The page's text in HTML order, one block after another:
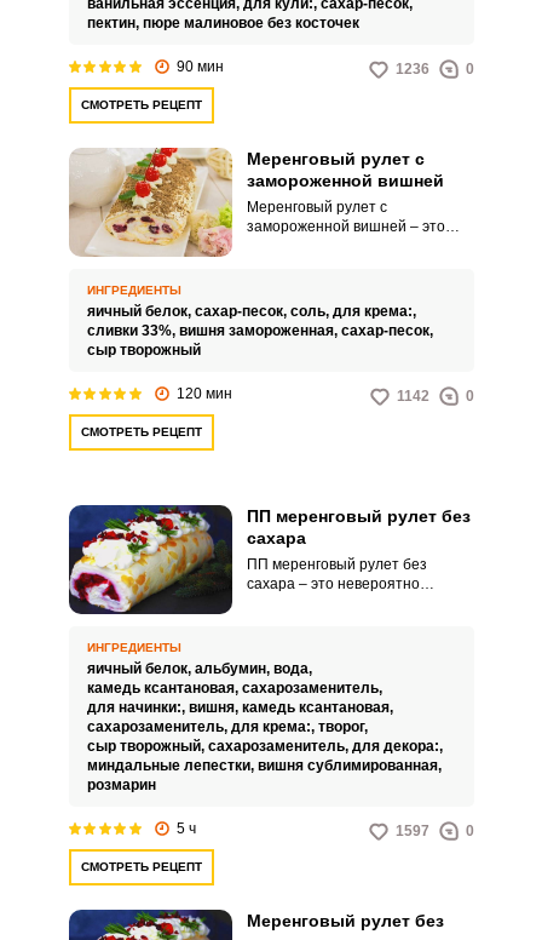
ванильная эссенция, для кули:, сахар-песок,
пектин, пюре малиновое без косточек
90 мин 1236 0
СМОТРЕТЬ РЕЦЕПТ
Меренговый рулет с
замороженной вишней
Меренговый рулет с
замороженной вишней – это
с сахаром до состояния жестких
пиков, затем выкладываются на
противень и запекаются до
ИНГРЕДИЕНТЫ
яичный белок, сахар-песок, соль, для крема:,
сливки 33%, вишня замороженная, сахар-песок,
сыр творожный
120 мин 1142 0
СМОТРЕТЬ РЕЦЕПТ
ПП меренговый рулет без
сахара
ПП меренговый рулет без
сахара – это невероятно
невысокой калорийностью,
удивительной воздушностью и
привлекательным внешним
видом.
ИНГРЕДИЕНТЫ
яичный белок, альбумин, вода,
камедь ксантановая, сахарозаменитель,
для начинки:, вишня, камедь ксантановая,
сахарозаменитель, для крема:, творог,
сыр творожный, сахарозаменитель, для декора:,
миндальные лепестки, вишня сублимированная,
розмарин
5 ч 1597 0
СМОТРЕТЬ РЕЦЕПТ
Меренговый рулет без